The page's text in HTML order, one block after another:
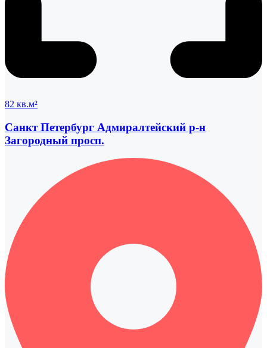
82 кв.м²
Санкт Петербург Адмиралтейский р-н
Загородный просп.